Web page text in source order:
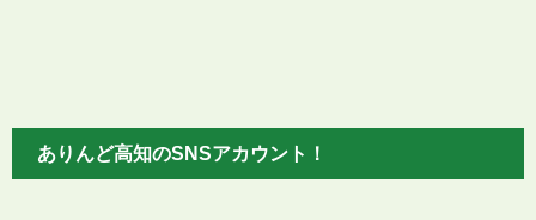
ありんど高知のSNSアカウント！